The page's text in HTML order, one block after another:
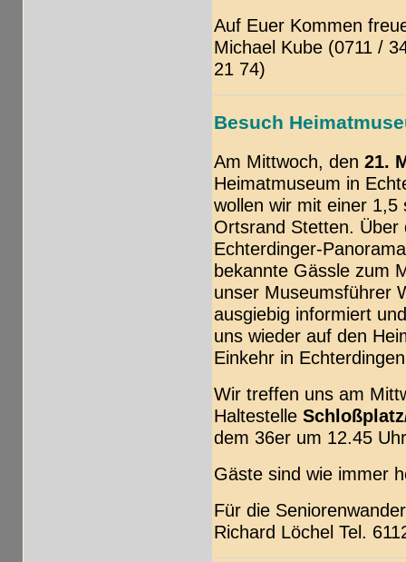
Auf Euer Kommen
Michael Kube (0711 /
21 74)
Besuch
Am Mittwoch, den 21.
Heimatmuseum in
wollen wir mit einer 1,5
Ortsrand Stetten. Über
Echterdinger-
bekannte Gässle zum
unser Museumsführer
ausgiebig informiert
uns wieder auf den
Einkehr in
Wir treffen uns am
Haltestelle
dem 36er um 12.45
Gäste sind wie immer
Für die
Richard Löchel Tel.